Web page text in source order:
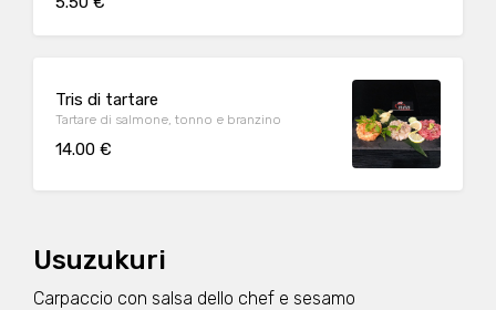
Tris di tartare
Tartare di salmone, tonno e branzino
14.00 €
Usuzukuri
Carpaccio con salsa dello chef e sesamo